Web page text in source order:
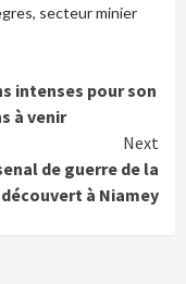
, secteur minier
intenses pour son
à venir
Next
de guerre de la
à Niamey